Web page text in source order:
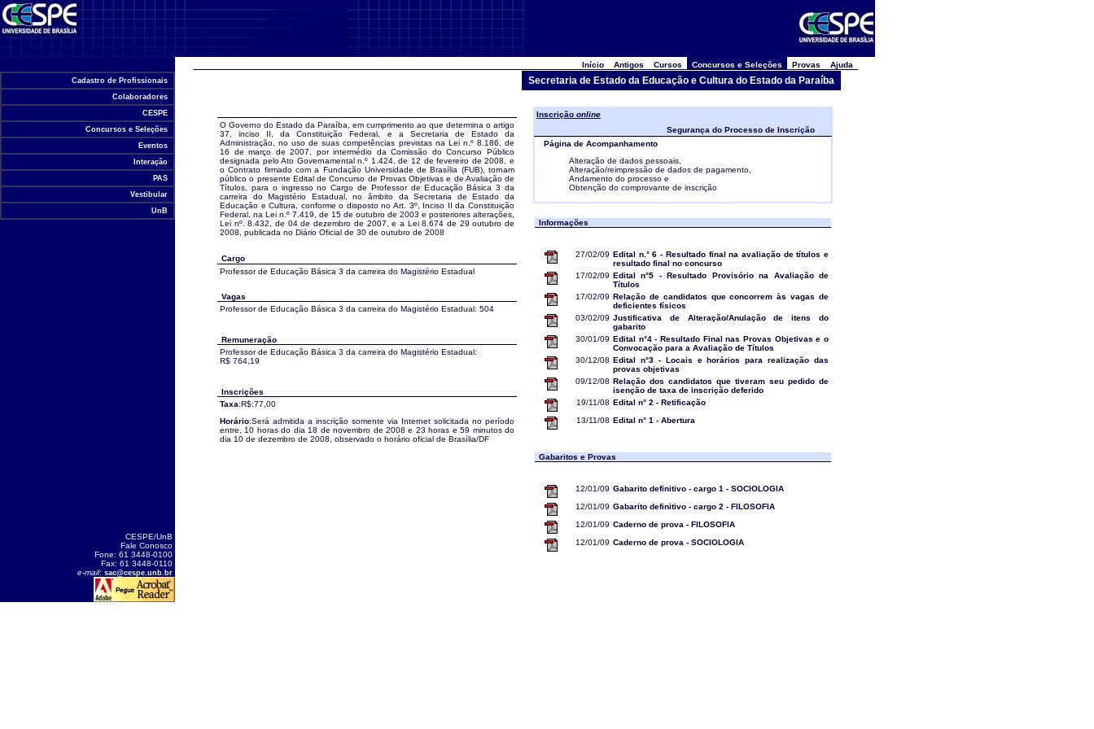
Centro de Seleção e de Promoção de Eventos
Cadastro de Profissionais
Colaboradores
CESPE
Concursos e Seleções
Eventos
Interação
PAS
Vestibular
UnB
Início Antigos Cursos Concursos e Seleções Provas Ajuda
Secretaria de Estado da Educação e Cultura do Estado da Paraíba
O Governo do Estado da Paraíba, em cumprimento ao que determina o artigo
37, inciso II, da Constituição Federal, e a Secretaria de Estado da
Administração, no uso de suas competências previstas na Lei n.º 8.186, de
16 de março de 2007, por intermédio da Comissão do Concurso Público
designada pelo Ato Governamental n.º 1.424, de 12 de fevereiro de 2008, e
o Contrato firmado com a Fundação Universidade de Brasília (FUB), tornam
público o presente Edital de Concurso de Provas Objetivas e de Avaliação de
Títulos, para o ingresso no Cargo de Professor de Educação Básica 3 da
carreira do Magistério Estadual, no âmbito da Secretaria de Estado da
Educação e Cultura, conforme o disposto no Art. 3º, Inciso II da Constituição
Federal, na Lei n.º 7.419, de 15 de outubro de 2003 e posteriores alterações,
Lei nº. 8.432, de 04 de dezembro de 2007, e a Lei 8.674 de 29 outubro de
2008, publicada no Diário Oficial de 30 de outubro de 2008
Cargo
Professor de Educação Básica 3 da carreira do Magistério Estadual
Vagas
Professor de Educação Básica 3 da carreira do Magistério Estadual: 504
Remuneração
Professor de Educação Básica 3 da carreira do Magistério Estadual:
R$ 764,19
Inscrições
Taxa:R$:77,00
Horário:Será admitida a inscrição somente via Internet solicitada no período
entre, 10 horas do dia 18 de novembro de 2008 e 23 horas e 59 minutos do
dia 10 de dezembro de 2008, observado o horário oficial de Brasília/DF
Inscrição online
Segurança do Processo de Inscrição
Página de Acompanhamento
Alteração de dados pessoais,
Alteração/reimpressão de dados de pagamento,
Andamento do processo e
Obtenção do comprovante de inscrição
Informações
27/02/09 Edital n.° 6 - Resultado final na avaliação de títulos e
resultado final no concurso
17/02/09 Edital n°5 - Resultado Provisório na Avaliação de
Títulos
17/02/09 Relação de candidatos que concorrem às vagas de
deficientes físicos
03/02/09 Justificativa de Alteração/Anulação de itens do
gabarito
30/01/09 Edital n°4 - Resultado Final nas Provas Objetivas e o
Convocação para a Avaliação de Títulos
30/12/08 Edital n°3 - Locais e horários para realização das
provas objetivas
09/12/08 Relação dos candidatos que tiveram seu pedido de
isenção de taxa de inscrição deferido
19/11/08 Edital n° 2 - Retificação
13/11/08 Edital n° 1 - Abertura
Gabaritos e Provas
12/01/09 Gabarito definitivo - cargo 1 - SOCIOLOGIA
12/01/09 Gabarito definitivo - cargo 2 - FILOSOFIA
12/01/09 Caderno de prova - FILOSOFIA
12/01/09 Caderno de prova - SOCIOLOGIA
CESPE/UnB
Fale Conosco
Fone: 61 3448-0100
Fax: 61 3448-0110
e-mail: sac@cespe.unb.br